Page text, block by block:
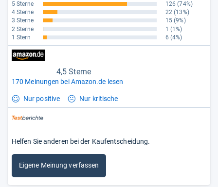
5 Sterne 126 (74%)
4 Sterne
22 (13%)
3 Sterne
15 (9%)
2 Sterne
1 (1%)
1 Stern
6 (4%)
4,5 Sterne
170 Meinungen bei Amazon.de lesen
Nur positive Nur kritische
Helfen Sie anderen bei der Kaufentscheidung.
Eigene Meinung verfassen